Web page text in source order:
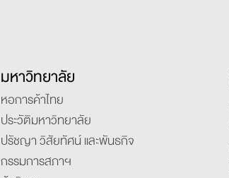
มหาวิทยาลัย
หอการค้าไทย
ประวัติมหาวิทยาลัย
ปรัชญา วิสัยทัศน์ และพันธกิจ
กรรมการสภาฯ